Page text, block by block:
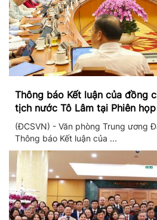
Thông báo Kết luận của đồng
tịch nước Tô Lâm tại Phiên
ương thực hiện Nghị quyết 57
(ĐCSVN) - Văn phòng Trung ương
Thông báo Kết luận của ...